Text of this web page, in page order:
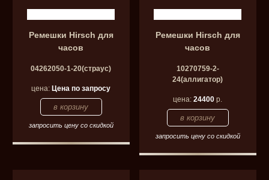
Ремешки Hirsch для
часов
04262050-1-20(страус)
цена: Цена по запросу
запросить цену со скидкой
Ремешки Hirsch для
часов
10270759-2-
24(аллигатор)
цена:24400 р.
запросить цену со скидкой